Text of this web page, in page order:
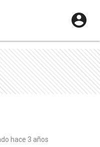
hace 3 años